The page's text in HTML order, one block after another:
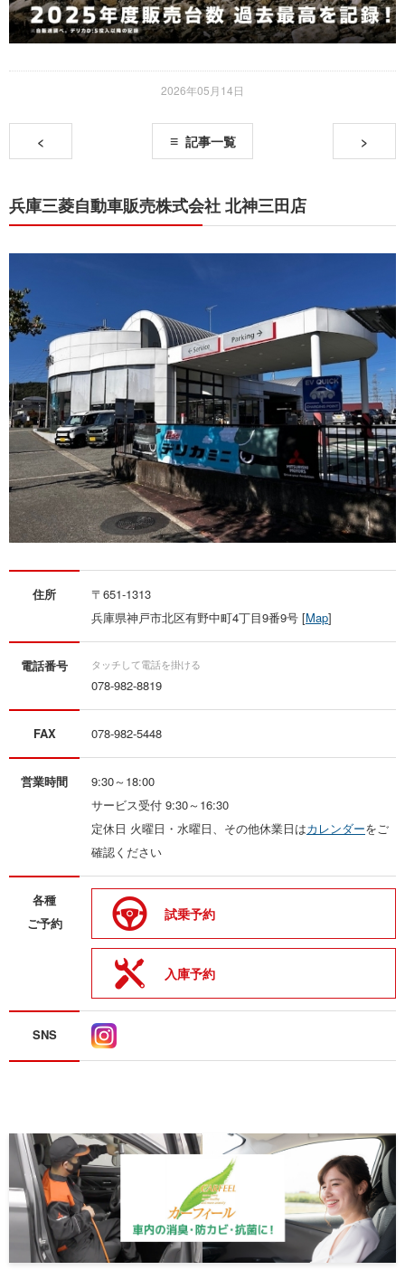
2026年05月14日
< 記事一覧 >
兵庫三菱自動車販売株式会社 北神三田店
住所
〒651-1313
兵庫県神戸市北区有野中町4丁目9番9号 [Map]
電話番号
078-982-8819
FAX 078-982-5448
営業時間
9:30～18:00
サービス受付 9:30～16:30
定休日 火曜日・水曜日、その他休業日はカレンダーをご
確認ください
各種
ご予約
試乗予約
入庫予約
SNS